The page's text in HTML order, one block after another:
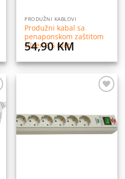
PRODUŽNI KABLOVI
Produžni kabal sa
penaponskom zaštitom
silver 2,5 met.
54,90KM
listu
želja